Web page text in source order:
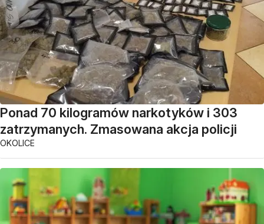
Ponad 70 kilogramów narkotyków i 303
zatrzymanych. Zmasowana akcja policji
OKOLICE